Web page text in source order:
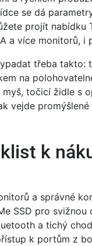
se dá
projít nabídku
a více monitorů, i
třeba
na
točicí židle s
vejde
k
a správné
SSD pro
a tichý chod
k portům z